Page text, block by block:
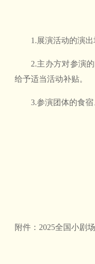
1.展演活动的演
2.主办方对参演
给予适当活动补贴。
3.参演团体的食宿
附件：2025全国小剧